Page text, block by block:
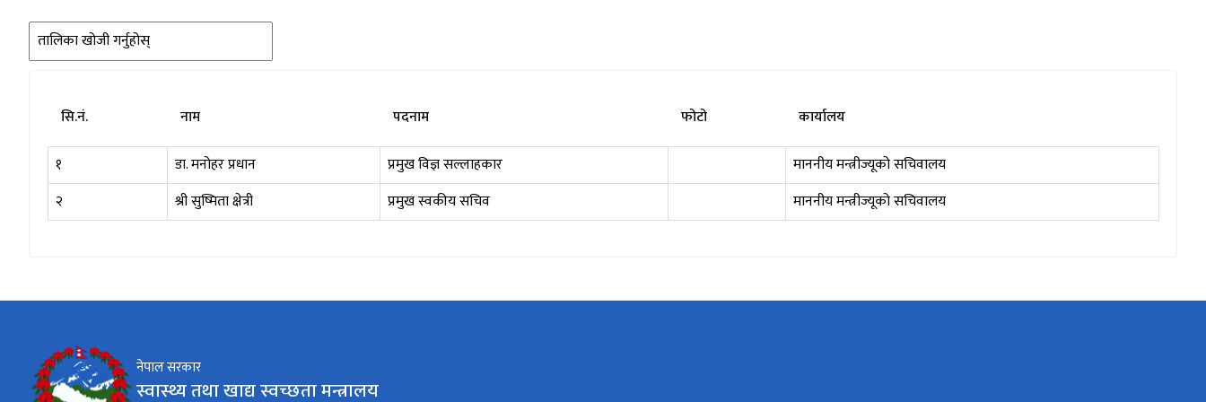
सि.नं. नाम पदनाम फोटो
कार्यालय
१
डा. मनोहर प्रधान प्रमुख विज्ञ सल्लाहकार
माननीय मन्त्रीज्यूको सचिवालय
२
श्रीसुष्मिताक्षेत्री प्रमुख स्वकीय सचिव माननीय मन्त्रीज्यूको सचिवालय
नेपाल सरकार
स्वास्थ्य तथा खाद्य स्वच्छता मन्त्रालय